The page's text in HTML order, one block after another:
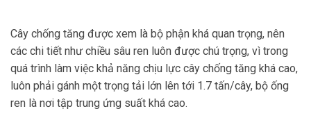
Cây chống tăng được xem là bộ phận khá quan trọng, nên
các chi tiết như chiều sâu ren luôn được chú trọng, vì trong
quá trình làm việc khả năng chịu lực cây chống tăng khá cao,
luôn phải gánh một trọng tải lớn lên tới 1.7 tấn/cây, bộ ống
ren là nơi tập trung ứng suất khá cao.